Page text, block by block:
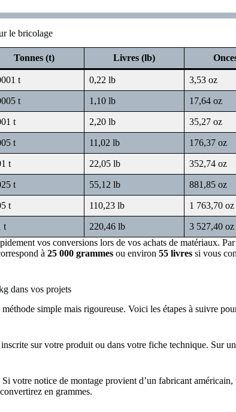
le bricolage
Tonnes (t) Livres (lb)
t 0,22 lb 3,53 oz
t 1,10 lb 17,64 oz
t 2,20 lb 35,27 oz
t 11,02 lb 176,37 oz
t 22,05 lb 352,74 oz
t 55,12 lb 881,85 oz
t 110,23 lb 1 763,70 oz
t 220,46 lb
3 527,40 oz
vos conversions lors de vos achats de matériaux.
à 25 000 grammes ou environ 55 livres si vous
dans vos projets
simple mais rigoureuse. Voici les étapes à suivre
sur votre produit ou dans votre fiche technique. Sur
Si votre notice de montage provient d’un fabricant
en grammes.